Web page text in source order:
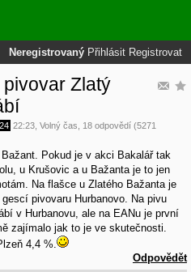
Neregistrovaný Přihlásit Registrovat
Zlatý
22:23 Volný čas , 18 odpovědí (5271
Pokud je v akci Bakalář tak
u Krušovic a u Bažanta je to jen
Na flašce u Zlatého Bažanta je
pivovaru Hurbanovo. Na pivu
v Hurbanovu, ale na EANu je první
zajímalo jak to je ve skutečnosti.
4,4 %.
Odpovědět